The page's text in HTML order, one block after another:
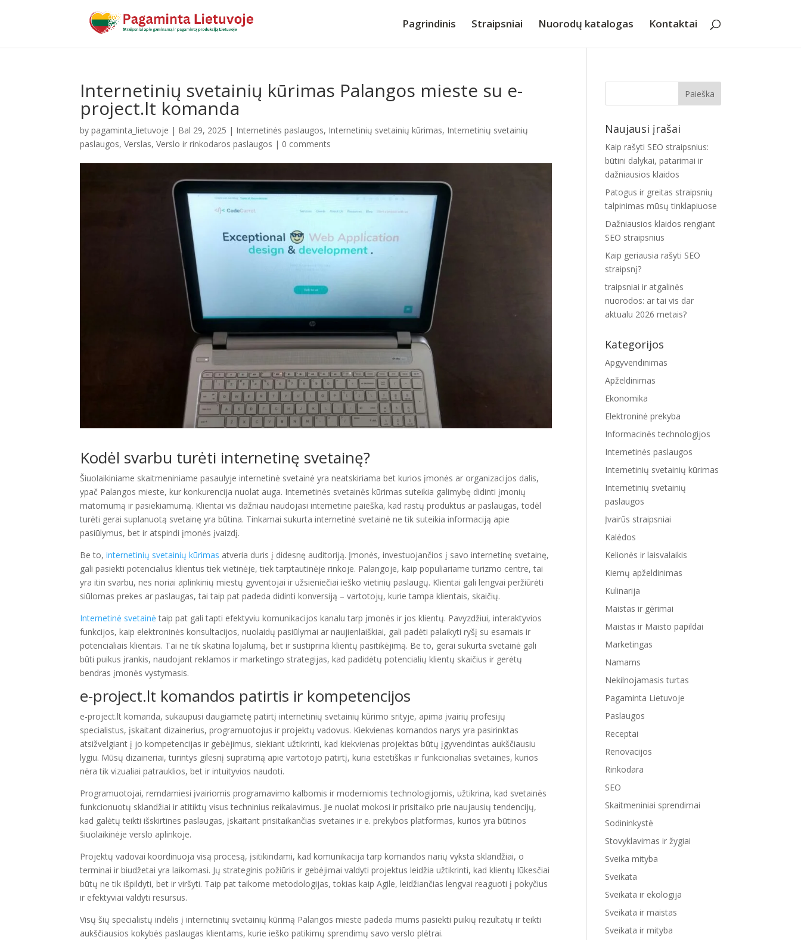
Pagrindinis Straipsniai Nuorodų katalogas Kontaktai
Internetinių svetainių kūrimas Palangos mieste su e-
project.lt komanda
bypagaminta_lietuvoje | Bal 29, 2025 | Internetinės paslaugos, Internetinių svetainių kūrimas, Internetinių svetainių
paslaugos,Verslas,Verslo ir rinkodaros paslaugos | 0 comments
Kodėl svarbu turėti internetinę svetainę?
Šiuolaikiniame skaitmeniniame pasaulyje internetinė svetainė yra neatskiriama bet kurios įmonės ar organizacijos dalis,
ypač Palangos mieste, kur konkurencija nuolat auga. Internetinės svetainės kūrimas suteikia galimybę didinti įmonių
matomumą ir pasiekiamumą. Klientai vis dažniau naudojasi internetine paieška, kad rastų produktus ar paslaugas, todėl
turėti gerai suplanuotą svetainę yra būtina. Tinkamai sukurta internetinė svetainė ne tik suteikia informaciją apie
pasiūlymus, bet ir atspindi įmonės įvaizdį.
Be to,internetinių svetainių kūrimas atveria duris į didesnę auditoriją. Įmonės, investuojančios į savo internetinę svetainę,
gali pasiekti potencialius klientus tiek vietinėje, tiek tarptautinėje rinkoje. Palangoje, kaip populiariame turizmo centre, tai
yra itin svarbu, nes noriai aplinkinių miestų gyventojai ir užsieniečiai ieško vietinių paslaugų. Klientai gali lengvai peržiūrėti
siūlomas prekes ar paslaugas, tai taip pat padeda didinti konversiją – vartotojų, kurie tampa klientais, skaičių.
Internetinė svetainė taip pat gali tapti efektyviu komunikacijos kanalu tarp įmonės ir jos klientų. Pavyzdžiui, interaktyvios
funkcijos, kaip elektroninės konsultacijos, nuolaidų pasiūlymai ar naujienlaiškiai, gali padėti palaikyti ryšį su esamais ir
potencialiais klientais. Tai ne tik skatina lojalumą, bet ir sustiprina klientų pasitikėjimą. Be to, gerai sukurta svetainė gali
būti puikus įrankis, naudojant reklamos ir marketingo strategijas, kad padidėtų potencialių klientų skaičius ir gerėtų
bendras įmonės vystymasis.
e-project.lt komandos patirtis ir kompetencijos
e-project.lt komanda, sukaupusi daugiametę patirtį internetinių svetainių kūrimo srityje, apima įvairių profesijų
specialistus, įskaitant dizainerius, programuotojus ir projektų vadovus. Kiekvienas komandos narys yra pasirinktas
atsižvelgiant į jo kompetencijas ir gebėjimus, siekiant užtikrinti, kad kiekvienas projektas būtų įgyvendintas aukščiausiu
lygiu. Mūsų dizaineriai, turintys gilesnį supratimą apie vartotojo patirtį, kuria estetiškas ir funkcionalias svetaines, kurios
nėra tik vizualiai patrauklios, bet ir intuityvios naudoti.
Programuotojai, remdamiesi įvairiomis programavimo kalbomis ir moderniomis technologijomis, užtikrina, kad svetainės
funkcionuotų sklandžiai ir atitiktų visus techninius reikalavimus. Jie nuolat mokosi ir prisitaiko prie naujausių tendencijų,
kad galėtų teikti išskirtines paslaugas, įskaitant prisitaikančias svetaines ir e. prekybos platformas, kurios yra būtinos
šiuolaikinėje verslo aplinkoje.
Projektų vadovai koordinuoja visą procesą, įsitikindami, kad komunikacija tarp komandos narių vyksta sklandžiai, o
terminai ir biudžetai yra laikomasi. Jų strateginis požiūris ir gebėjimai valdyti projektus leidžia užtikrinti, kad klientų lūkesčiai
būtų ne tik išpildyti, bet ir viršyti. Taip pat taikome metodologijas, tokias kaip Agile, leidžiančias lengvai reaguoti į pokyčius
ir efektyviai valdyti resursus.
Visų šių specialistų indėlis į internetinių svetainių kūrimą Palangos mieste padeda mums pasiekti puikių rezultatų ir teikti
aukščiausios kokybės paslaugas klientams, kurie ieško patikimų sprendimų savo verslo plėtrai.
Naujausi įrašai
Kaip rašyti SEO straipsnius:
būtini dalykai, patarimai ir
dažniausios klaidos
Patogus ir greitas straipsnių
talpinimas mūsų tinklapiuose
Dažniausios klaidos rengiant
SEO straipsnius
Kaip geriausia rašyti SEO
straipsnį?
traipsniai ir atgalinės
nuorodos: ar tai vis dar
aktualu 2026 metais?
Kategorijos
Apgyvendinimas
Apželdinimas
Ekonomika
Elektroninė prekyba
Informacinės technologijos
Internetinės paslaugos
Internetinių svetainių kūrimas
Internetinių svetainių
paslaugos
Įvairūs straipsniai
Kalėdos
Kelionės ir laisvalaikis
Kiemų apželdinimas
Kulinarija
Maistas ir gėrimai
Maistas ir Maisto papildai
Marketingas
Namams
Nekilnojamasis turtas
Pagaminta Lietuvoje
Paslaugos
Receptai
Renovacijos
Rinkodara
SEO
Skaitmeniniai sprendimai
Sodininkystė
Stovyklavimas ir žygiai
Sveika mityba
Sveikata
Sveikata ir ekologija
Sveikata ir maistas
Sveikata ir mityba